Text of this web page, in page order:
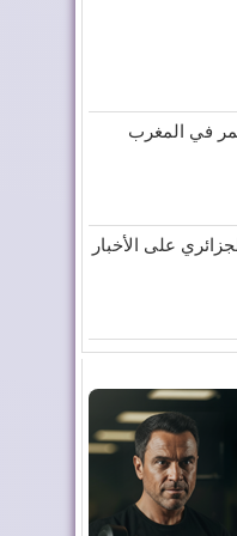
في المغرب
على الأخبار